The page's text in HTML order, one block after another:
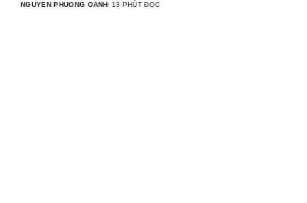
NGUYEN PHUONG OANH 13 PHÚT ĐỌC